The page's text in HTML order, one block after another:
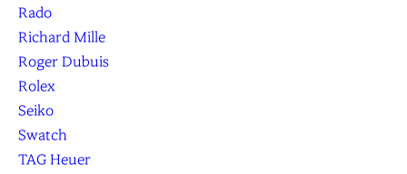
Rado
Richard Mille
Roger Dubuis
Rolex
Seiko
Swatch
TAG Heuer